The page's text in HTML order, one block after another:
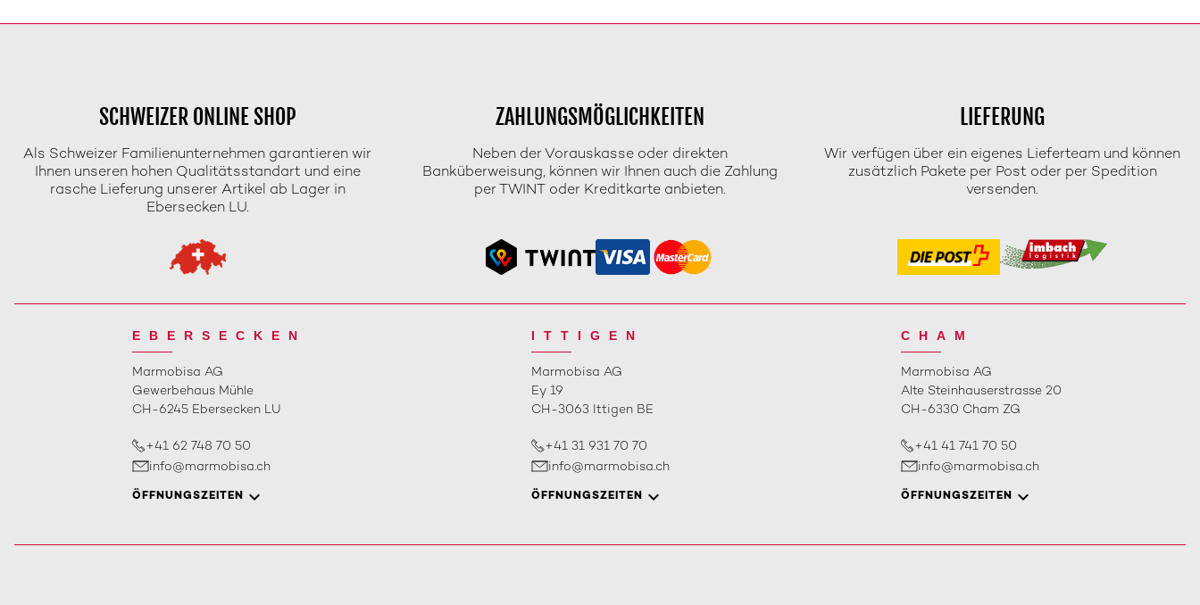
SCHWEIZER ONLINE SHOP
Als Schweizer Familienunternehmen garantieren wir
Ihnen unseren hohen Qualitätsstandart und eine
rasche Lieferung unserer Artikel ab Lager in
Ebersecken LU.
ZAHLUNGSMÖGLICHKEITEN
Neben der Vorauskasse oder direkten
Banküberweisung, können wir Ihnen auch die Zahlung
per TWINT oder Kreditkarte anbieten.
LIEFERUNG
Wir verfügen über ein eigenes Lieferteam und können
zusätzlich Pakete per Post oder per Spedition
versenden.
EBERSECKEN
Marmobisa AG
Gewerbehaus Mühle
CH-6245 Ebersecken LU
+41 62 748 70 50
info@marmobisa.ch
ÖFFNUNGSZEITEN
ITTIGEN
Marmobisa AG
Ey 19
CH-3063 Ittigen BE
+41 31 931 70 70
info@marmobisa.ch
ÖFFNUNGSZEITEN
CHAM
Marmobisa AG
Alte Steinhauserstrasse 20
CH-6330 Cham ZG
+41 41 741 70 50
info@marmobisa.ch
ÖFFNUNGSZEITEN